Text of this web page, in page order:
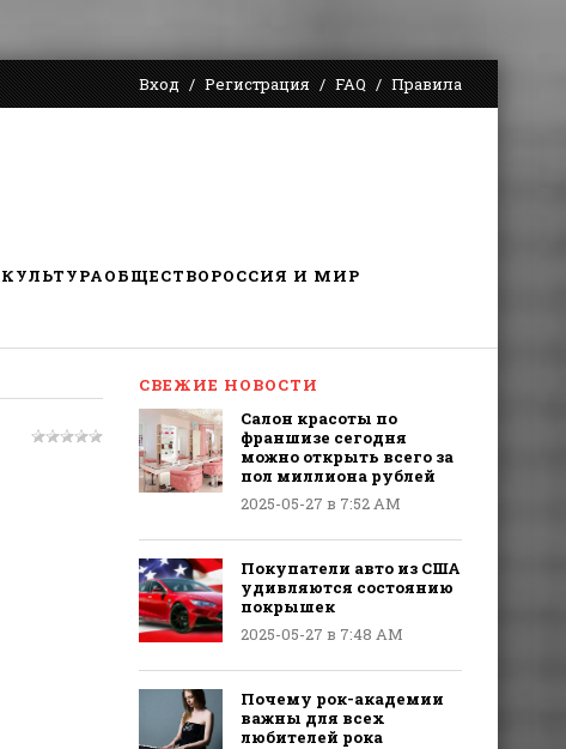
Вход Регистрация FAQ Правила
КУЛЬТУРАОБЩЕСТВОРОССИЯ И МИР
СВЕЖИЕ НОВОСТИ
Салон красоты по
франшизе сегодня
можно открыть всего за
пол миллиона рублей
2025-05-27 в 7:52 AM
Покупатели авто из США
удивляются состоянию
покрышек
2025-05-27 в 7:48 AM
Почему рок-академии
важны для всех
любителей рока